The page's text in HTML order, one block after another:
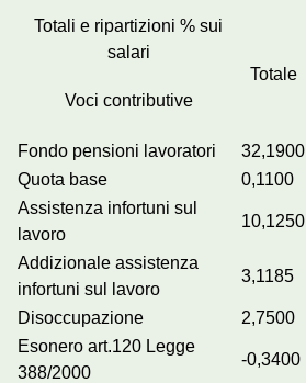
Totali e ripartizioni % sui
salari
Voci contributive
Totale
Fondo pensioni lavoratori 32,1900
Quota base
0,1100
Assistenza infortuni sul
lavoro
10,1250
Addizionale assistenza
infortuni sul lavoro
3,1185
Disoccupazione 2,7500
Esonero art.120 Legge
388/2000
-0,3400